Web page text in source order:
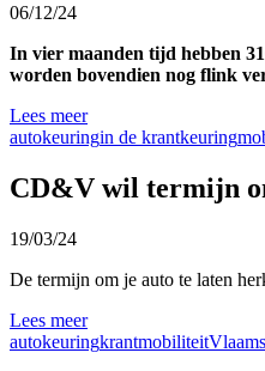
06/12/24
In vier maanden tijd hebben
worden bovendien nog flink
Lees meer
autokeuringin de krantkeuring
CD&V wil termijn
19/03/24
De termijn om je auto te laten
Lees meer
autokeuringkrantmobiliteit